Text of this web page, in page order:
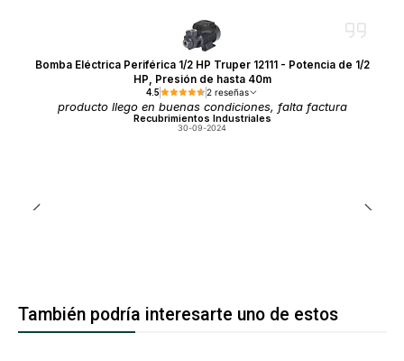
Bomba Eléctrica Periférica 1/2 HP Truper 12111 - Potencia de 1/2
HP, Presión de hasta 40m
4.5 2 reseñas
producto llego en buenas condiciones, falta factura
Recubrimientos Industriales
30-09-2024
También podría interesarte uno de estos